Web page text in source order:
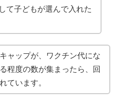
て子どもが選んで入れた
ャップが、ワクチン代にな
程度の数が集まったら、回
ています。